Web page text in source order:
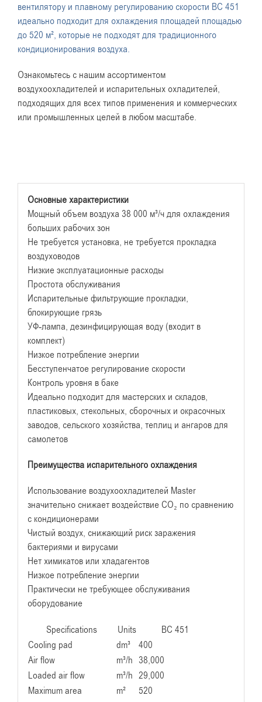
вентилятору и плавному регулированию скорости BC 451
идеально подходит для охлаждения площадей площадью
до 520 м², которые не подходят для традиционного
кондиционирования воздуха.
Ознакомьтесь с нашим ассортиментом
воздухоохладителей и испарительных охладителей,
подходящих для всех типов применения и коммерческих
или промышленных целей в любом масштабе.
Основные характеристики
Мощный объем воздуха 38 000 м³/ч для охлаждения
больших рабочих зон
Не требуется установка, не требуется прокладка
воздуховодов
Низкие эксплуатационные расходы
Простота обслуживания
Испарительные фильтрующие прокладки,
блокирующие грязь
УФ-лампа, дезинфицирующая воду (входит в
комплект)
Низкое потребление энергии
Бесступенчатое регулирование скорости
Контроль уровня в баке
Идеально подходит для мастерских и складов,
пластиковых, стекольных, сборочных и окрасочных
заводов, сельского хозяйства, теплиц и ангаров для
самолетов
Преимущества испарительного охлаждения
Использование воздухоохладителей Master
значительно снижает воздействие CO₂ по сравнению
с кондиционерами
Чистый воздух, снижающий риск заражения
бактериями и вирусами
Нет химикатов или хладагентов
Низкое потребление энергии
Практически не требующее обслуживания
оборудование
Specifications Units
BC 451
Cooling pad
dm³
400
Air flow
m³/h 38,000
Loaded air flow
m³/h 29,000
Maximum area
m²
520